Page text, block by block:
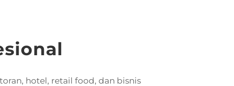
hotel, retail food, dan bisnis